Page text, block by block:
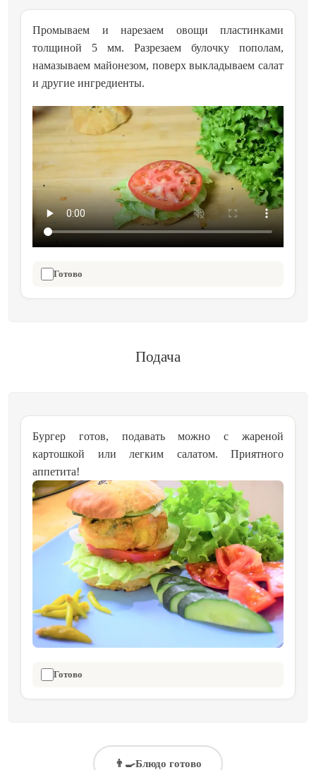
Промываем и нарезаем овощи пластинками
толщиной 5 мм. Разрезаем булочку пополам,
намазываем майонезом, поверх выкладываем салат
и другие ингредиенты.
Готово
Подача
Бургер готов, подавать можно с жареной
картошкой или легким салатом. Приятного
аппетита!
Готово
👨‍🍳Блюдо готово